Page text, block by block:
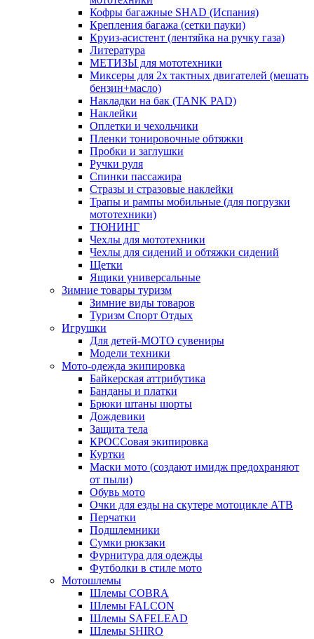
Кофры багажные SHAD (Испания)
Крепления багажа (сетки пауки)
Круиз-асистент (лентяйка на ручку газа)
Литература
МЕТИЗЫ для мототехники
Миксеры для 2х тактных двигателей (мешать
бензин+масло)
Накладки на бак (TANK PAD)
Наклейки
Оплетки и чехольчики
Пленки тонировочные обтяжки
Пробки и заглушки
Ручки руля
Спинки пассажира
Стразы и стразовые наклейки
Трапы и рампы мобильные (для погрузки
мототехники)
ТЮНИНГ
Чехлы для мототехники
Чехлы для сидений и обтяжки сидений
Щетки
Ящики универсальные
Зимние товары туризм
Зимние виды товаров
Туризм Спорт Отдых
Игрушки
Для детей-МОТО сувениры
Модели техники
Мото-одежда экипировка
Байкерская аттрибутика
Банданы и платки
Брюки штаны шорты
Дождевики
Защита тела
КРОССовая экипировка
Куртки
Маски мото (создают имидж предохраняют
от пыли)
Обувь мото
Очки для езды на скутере мотоцикле АТВ
Перчатки
Подшлемники
Сумки рюкзаки
Фурнитура для одежды
Футболки в стиле мото
Мотошлемы
Шлемы COBRA
Шлемы FALCON
Шлемы SAFELEAD
Шлемы SHIRO